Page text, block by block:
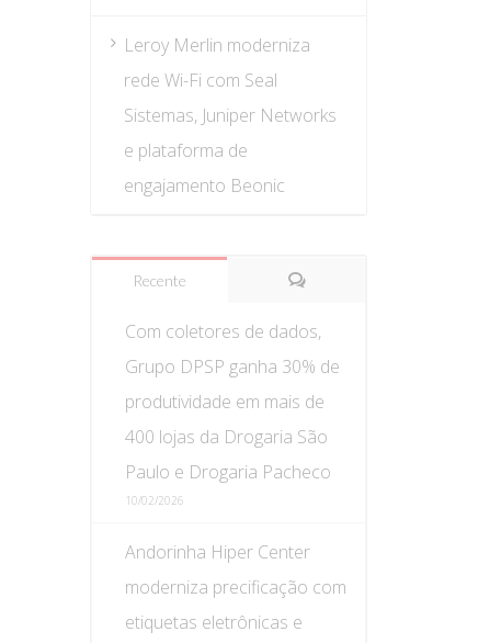
Leroy Merlin moderniza
rede Wi-Fi com Seal
Sistemas, Juniper Networks
e plataforma de
engajamento Beonic
Recente
Comentários
Com coletores de dados,
Grupo DPSP ganha 30% de
produtividade em mais de
400 lojas da Drogaria São
Paulo e Drogaria Pacheco
10/02/2026
Andorinha Hiper Center
moderniza precificação com
etiquetas eletrônicas e